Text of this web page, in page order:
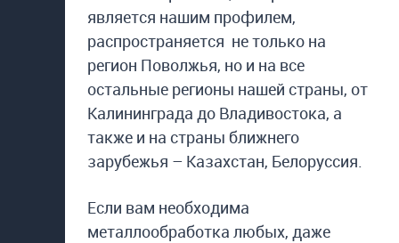
является нашим профилем,
распространяется не только на
регион Поволжья, но и на все
остальные регионы нашей страны, от
Калининграда до Владивостока, а
также и на страны ближнего
зарубежья – Казахстан, Белоруссия.
Если вам необходима
металлообработка любых, даже